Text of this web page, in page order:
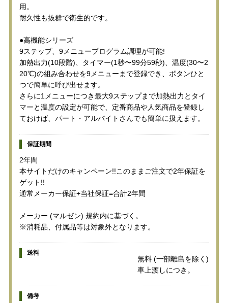
用。
耐久性も抜群で衛生的です。
●高機能シリーズ
9ステップ、9メニュープログラム調理が可能!
加熱出力(10段階)、タイマー(1秒〜99分59秒)、温度(30〜2
20℃)の組み合わせを9メニューまで登録でき、ボタンひと
つで簡単に呼び出せます。
さらに1メニューにつき最大9ステップまで加熱出力とタイ
マーと温度の設定が可能で、定番商品や人気商品を登録し
ておけば、パート・アルバイトさんでも簡単に扱えます。
保証期間
2年間
本サイトだけのキャンペーン!!このままご注文で2年保証を
ゲット!!
通常メーカー保証+当社保証=合計2年間
メーカー (マルゼン) 規約内に基づく。
※消耗品、付属品等は対象外となります。
送料
無料 (一部離島を除く)
車上渡しにつき。
備考